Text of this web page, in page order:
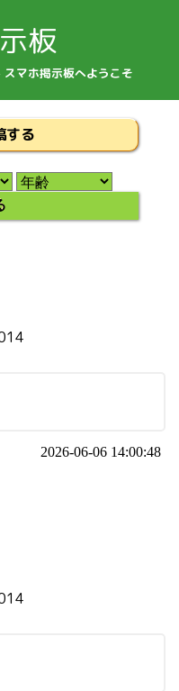
板
マホ掲示板へようこそ
する
2026-06-06 14:00:48